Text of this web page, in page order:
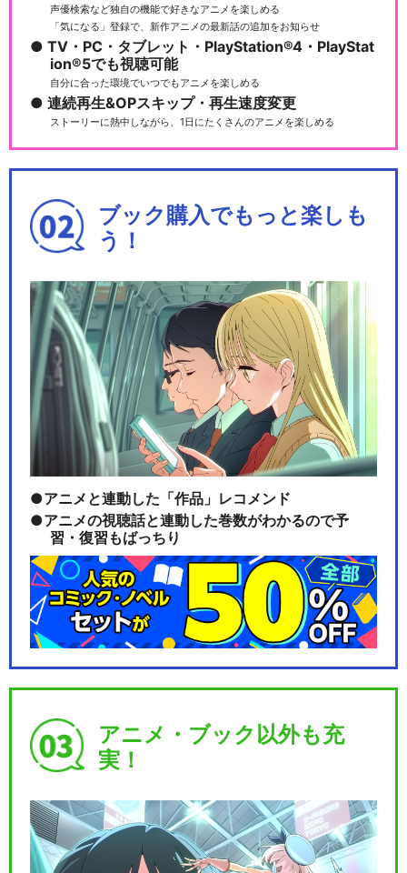
声優検索など独自の機能で好きなアニメを楽しめる
「気になる」登録で、新作アニメの最新話の追加をお知らせ
TV・PC・タブレット・PlayStation®4・PlayStat
ion®5でも視聴可能
自分に合った環境でいつでもアニメを楽しめる
連続再生&OPスキップ・再生速度変更
ストーリーに熱中しながら、1日にたくさんのアニメを楽しめる
ブック購入でもっと楽しも
う！
アニメと連動した「作品」レコメンド
アニメの視聴話と連動した巻数がわかるので予
習・復習もばっちり
アニメ・ブック以外も充
実！